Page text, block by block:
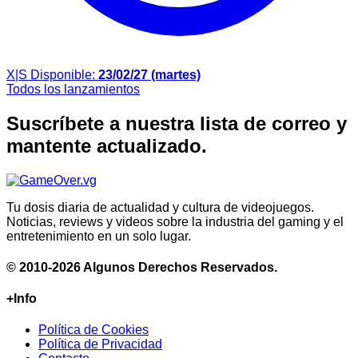
X|S Disponible: 23/02/27 (martes)
Todos los lanzamientos
Suscríbete a nuestra lista de correo y
mantente actualizado.
Tu dosis diaria de actualidad y cultura de videojuegos.
Noticias, reviews y videos sobre la industria del gaming y el
entretenimiento en un solo lugar.
© 2010-2026 Algunos Derechos Reservados.
+Info
Política de Cookies
Política de Privacidad